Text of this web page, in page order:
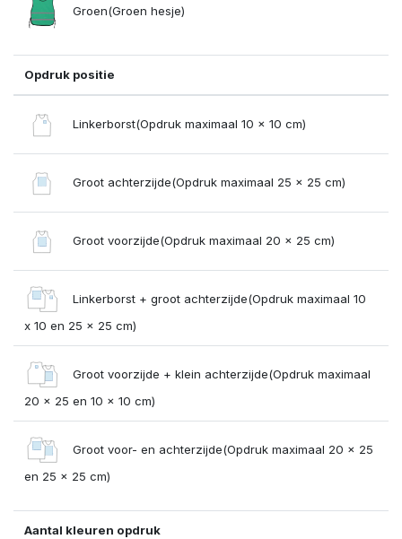
Groen(Groen hesje)
Opdruk positie
Linkerborst(Opdruk maximaal 10 x 10 cm)
Groot achterzijde(Opdruk maximaal 25 x 25 cm)
Groot voorzijde(Opdruk maximaal 20 x 25 cm)
Linkerborst + groot achterzijde(Opdruk maximaal 10
x 10 en 25 x 25 cm)
Groot voorzijde + klein achterzijde(Opdruk maximaal
20 x 25 en 10 x 10 cm)
Groot voor- en achterzijde(Opdruk maximaal 20 x 25
en 25 x 25 cm)
Aantal kleuren opdruk